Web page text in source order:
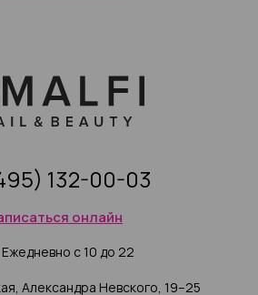
Александра Невского, 19–25
Ежедневно с 10 до 22
онлайн
132-00-03